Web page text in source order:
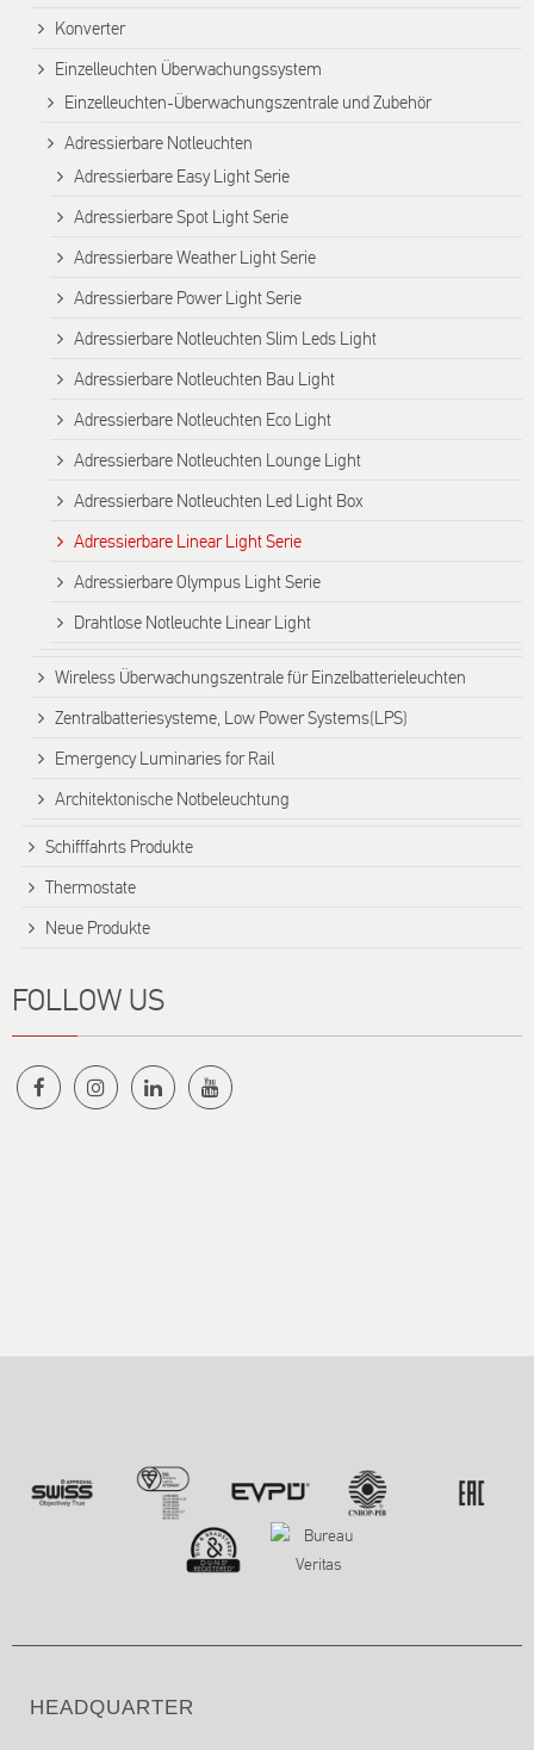
Konverter
Einzelleuchten Überwachungssystem
Einzelleuchten-Überwachungszentrale und Zubehör
Adressierbare Notleuchten
Adressierbare Easy Light Serie
Adressierbare Spot Light Serie
Adressierbare Weather Light Serie
Adressierbare Power Light Serie
Adressierbare Notleuchten Slim Leds Light
Adressierbare Notleuchten Bau Light
Adressierbare Notleuchten Eco Light
Adressierbare Notleuchten Lounge Light
Adressierbare Notleuchten Led Light Box
Adressierbare Linear Light Serie
Adressierbare Olympus Light Serie
Drahtlose Notleuchte Linear Light
Wireless Überwachungszentrale für Einzelbatterieleuchten
Zentralbatteriesysteme, Low Power Systems(LPS)
Emergency Luminaries for Rail
Architektonische Notbeleuchtung
Schifffahrts Produkte
Thermostate
Neue Produkte
FOLLOW US
HEADQUARTER